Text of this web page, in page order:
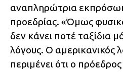
αναπληρώτρια
προεδρίας. «Όμως
δεν κάνει ποτέ ταξίδια
λόγους. Ο αμερικανικός
περιμένει ότι ο